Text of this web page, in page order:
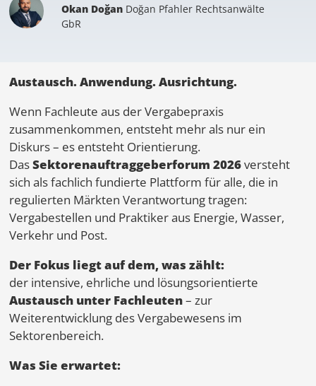
Okan Doğan Doğan Pfahler Rechtsanwälte
GbR
Austausch. Anwendung. Ausrichtung.
Wenn Fachleute aus der Vergabepraxis
zusammenkommen, entsteht mehr als nur ein
Diskurs – es entsteht Orientierung.
DasSektorenauftraggeberforum 2026versteht
sich als fachlich fundierte Plattform für alle, die in
regulierten Märkten Verantwortung tragen:
Vergabestellen und Praktiker aus Energie, Wasser,
Verkehr und Post.
Der Fokus liegt auf dem, was zählt:
der intensive, ehrliche und lösungsorientierte
Austausch unter Fachleuten– zur
Weiterentwicklung des Vergabewesens im
Sektorenbereich.
Was Sie erwartet: